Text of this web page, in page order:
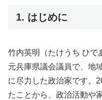
1. はじめに
竹内英明（たけうち ひで
元兵庫県議会議員で、地
に尽力した政治家です。
たことから、政治活動や